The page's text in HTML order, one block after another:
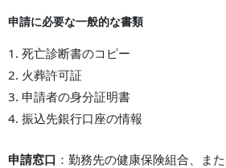
申請に必要な一般的な書類
1. 死亡診断書のコピー
2. 火葬許可証
3. 申請者の身分証明書
4. 振込先銀行口座の情報
申請窓口 ：勤務先の健康保険組合、ま